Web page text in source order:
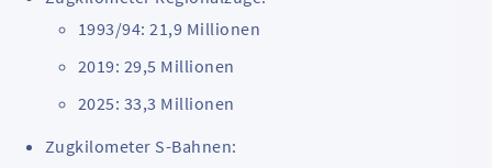
1993/94: 21,9 Millionen
2019: 29,5 Millionen
2025: 33,3 Millionen
Zugkilometer S-Bahnen: